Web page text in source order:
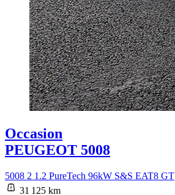
Occasion
PEUGEOT 5008
5008 2 1.2 PureTech 96kW S&S EAT8 GT
31 125 km